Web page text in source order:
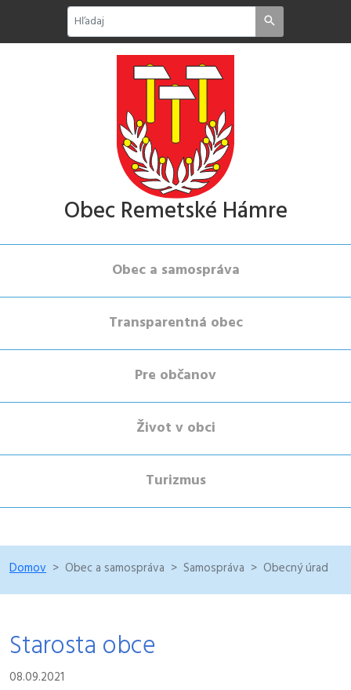
Obec Remetské Hámre
Obec a samospráva
Transparentná obec
Pre občanov
Život v obci
Turizmus
Domov Obec a samospráva Samospráva Obecný úrad
Starosta obce
08.09.2021